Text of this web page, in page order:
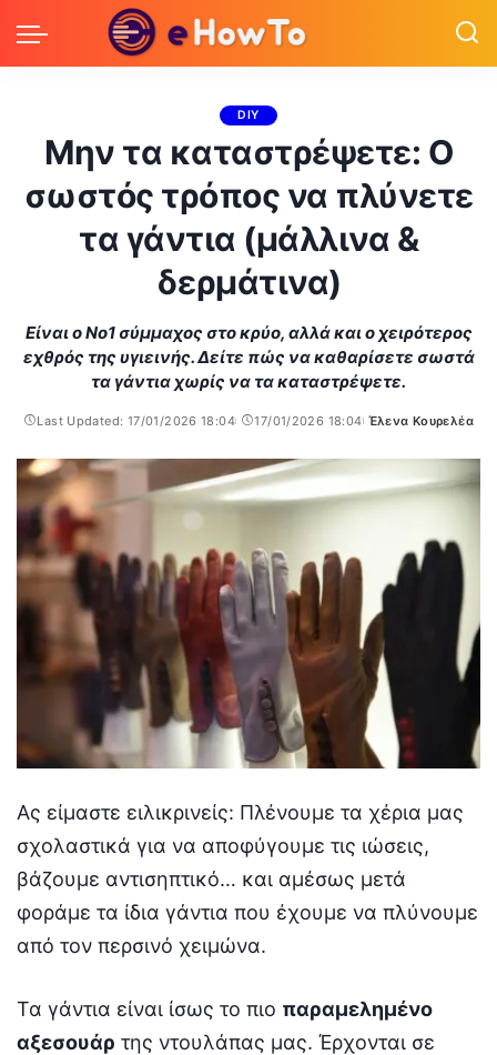
DIY
Μην τα καταστρέψετε: Ο
σωστός τρόπος να πλύνετε
τα γάντια (μάλλινα &
δερμάτινα)
Είναι ο Νο1 σύμμαχος στο κρύο, αλλά και ο χειρότερος
εχθρός της υγιεινής. Δείτε πώς να καθαρίσετε σωστά
τα γάντια χωρίς να τα καταστρέψετε.
Last Updated: 17/01/2026 18:04 17/01/2026 18:04
Posted
Έλενα Κουρελέα
Ας είμαστε ειλικρινείς: Πλένουμε τα χέρια μας
σχολαστικά για να αποφύγουμε τις ιώσεις,
βάζουμε αντισηπτικό… και αμέσως μετά
φοράμε τα ίδια γάντια που έχουμε να πλύνουμε
από τον περσινό χειμώνα.
Τα γάντια είναι ίσως το πιο παραμελημένο
αξεσουάρ της ντουλάπας μας. Έρχονται σε